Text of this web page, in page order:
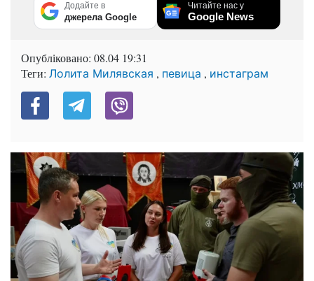
Додайте в
джерела Google
Читайте нас у
Google News
Опубліковано: 08.04 19:31
Теги: Лолита Милявская , певица , инстаграм